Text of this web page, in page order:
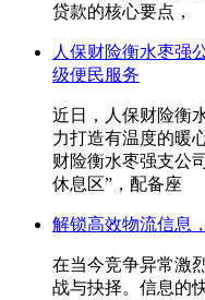
贷款的核心要点，
人保财险衡水枣强
级便民服务
近日，人保财险衡
力打造有温度的暖
财险衡水枣强支公
休息区”，配备座
解锁高效物流信息
在当今竞争异常激
战与抉择。信息的